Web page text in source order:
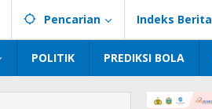
Pencarian Indeks Berita
POLITIK PREDIKSI BOLA